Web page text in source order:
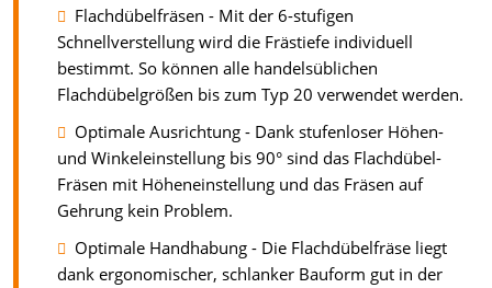
Flachdübelfräsen - Mit der 6-stufigen
Schnellverstellung wird die Frästiefe individuell
bestimmt. So können alle handelsüblichen
Flachdübelgrößen bis zum Typ 20 verwendet werden.
Optimale Ausrichtung - Dank stufenloser Höhen-
und Winkeleinstellung bis 90° sind das Flachdübel-
Fräsen mit Höheneinstellung und das Fräsen auf
Gehrung kein Problem.
Optimale Handhabung - Die Flachdübelfräse liegt
dank ergonomischer, schlanker Bauform gut in der